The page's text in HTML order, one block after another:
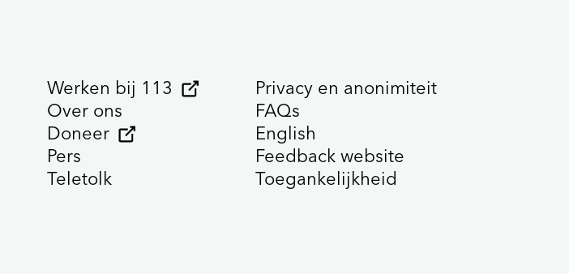
Werken bij 113
Over ons
Doneer
Pers
Teletolk
Privacy en anonimiteit
FAQs
English
Feedback website
Toegankelijkheid